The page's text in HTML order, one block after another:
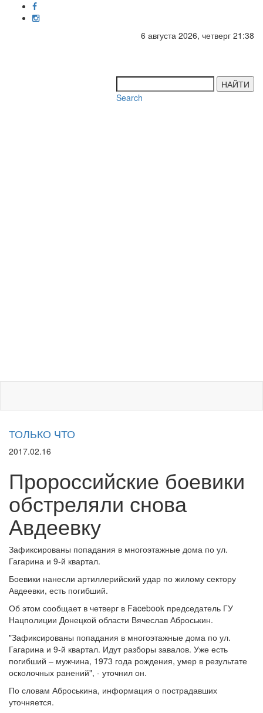
6 августа 2026, четверг 21:38
НАЙТИ
Search
ТОЛЬКО ЧТО
2017.02.16
Пророссийские боевики
обстреляли снова
Авдеевку
Зафиксированы попадания в многоэтажные дома по ул.
Гагарина и 9-й квартал.
Боевики нанесли артиллерийский удар по жилому сектору
Авдеевки, есть погибший.
Об этом сообщает в четверг в Facebook председатель ГУ
Нацполиции Донецкой области Вячеслав Аброськин.
"Зафиксированы попадания в многоэтажные дома по ул.
Гагарина и 9-й квартал. Идут разборы завалов. Уже есть
погибший – мужчина, 1973 года рождения, умер в результате
осколочных ранений", - уточнил он.
По словам Аброськина, информация о пострадавших
уточняется.